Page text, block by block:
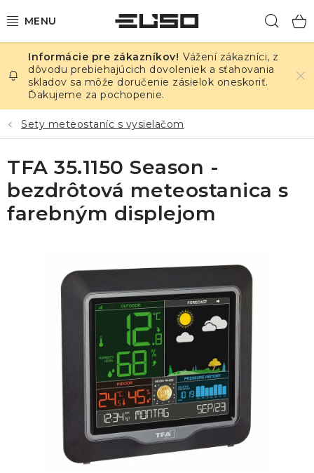
na
ELEKTRINA
TEPLOTA A VLHKOSŤ
TLAK A ÚNIKY
ZÁZNAMNÍKY
KALIBRÁCIA
OSTATNÉ
KONTAKTY
Obchodné podmienky GDPR Slovník pojmov
Vážení zákazníci, z
dôvodu prebiehajúcich dovoleniek a sťahovania
skladov sa môže doručenie zásielok oneskoriť.
Ďakujeme za pochopenie.
Sety meteostaníc s vysielačom
TFA 35.1150 Season -
bezdrôtová meteostanica s
farebným displejom